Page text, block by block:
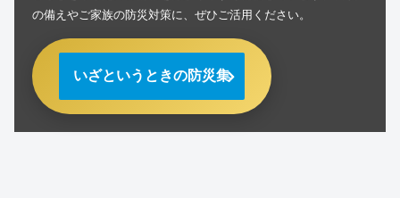
の備えやご家族の防災対策に、ぜひご活用ください。
いざというときの防災集